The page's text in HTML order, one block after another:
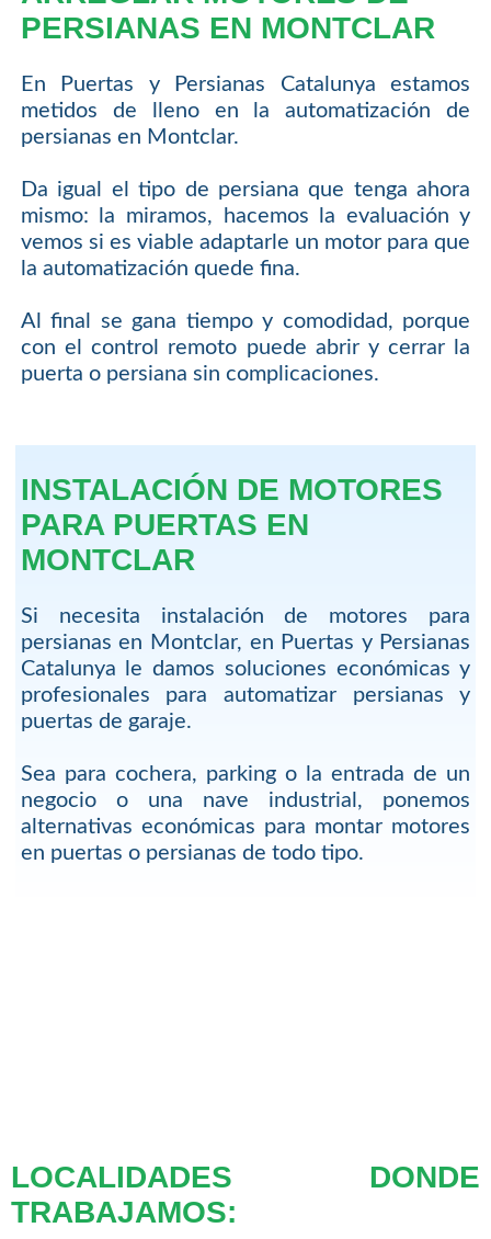
PERSIANAS EN MONTCLAR
En Puertas y Persianas Catalunya estamos
metidos de lleno en la automatización de
persianas en Montclar.
Da igual el tipo de persiana que tenga ahora
mismo: la miramos, hacemos la evaluación y
vemos si es viable adaptarle un motor para que
la automatización quede fina.
Al final se gana tiempo y comodidad, porque
con el control remoto puede abrir y cerrar la
puerta o persiana sin complicaciones.
INSTALACIÓN DE MOTORES
PARA PUERTAS EN
MONTCLAR
Si necesita instalación de motores para
persianas en Montclar, en Puertas y Persianas
Catalunya le damos soluciones económicas y
profesionales para automatizar persianas y
puertas de garaje.
Sea para cochera, parking o la entrada de un
negocio o una nave industrial, ponemos
alternativas económicas para montar motores
en puertas o persianas de todo tipo.
LOCALIDADES DONDE
TRABAJAMOS: